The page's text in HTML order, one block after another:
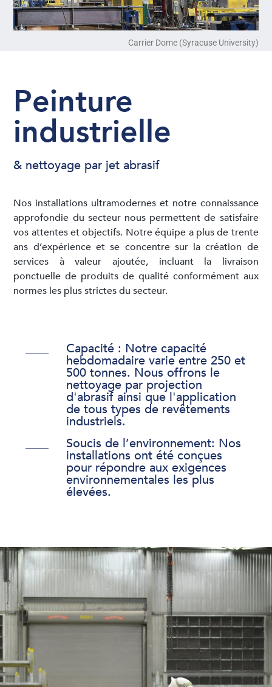
Carrier Dome (Syracuse University)
Peinture
industrielle
& nettoyage par jet abrasif
Nos installations ultramodernes et notre connaissance
approfondie du secteur nous permettent de satisfaire
vos attentes et objectifs. Notre équipe a plus de trente
ans d’expérience et se concentre sur la création de
services à valeur ajoutée, incluant la livraison
ponctuelle de produits de qualité conformément aux
normes les plus strictes du secteur.
­Capacité : Notre capacité
hebdomadaire varie entre 250 et
500 tonnes. Nous offrons le
nettoyage par projection
d'abrasif ainsi que l'application
de tous types de revêtements
industriels.
Soucis de l’environnement: Nos
installations ont été conçues
pour répondre aux exigences
environnementales les plus
élevées.